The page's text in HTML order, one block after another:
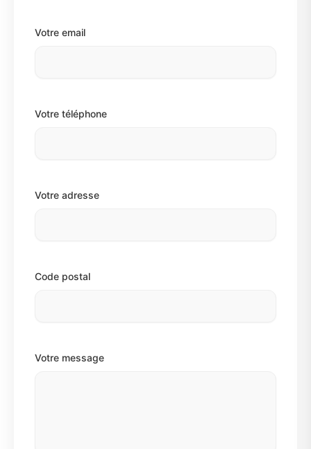
Votre email
Votre téléphone
Votre adresse
Code postal
Votre message